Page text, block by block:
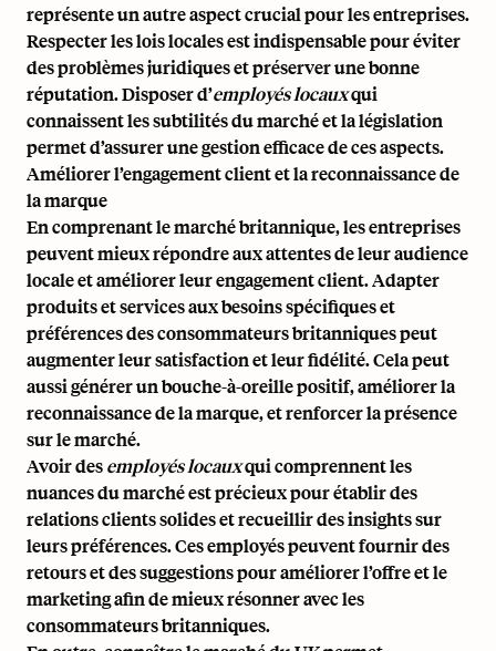
représente un autre aspect crucial pour les entreprises.
Respecter les lois locales est indispensable pour éviter
des problèmes juridiques et préserver une bonne
réputation. Disposer d’employés locauxqui
connaissent les subtilités du marché et la législation
permet d’assurer une gestion efficace de ces aspects.
Améliorer l’engagement client et la reconnaissance de
la marque
En comprenant le marché britannique, les entreprises
peuvent mieux répondre aux attentes de leur audience
locale et améliorer leur engagement client. Adapter
produits et services aux besoins spécifiques et
préférences des consommateurs britanniques peut
augmenter leur satisfaction et leur fidélité. Cela peut
aussi générer un bouche-à-oreille positif, améliorer la
reconnaissance de la marque, et renforcer la présence
sur le marché.
Avoir desemployés locauxqui comprennent les
nuances du marché est précieux pour établir des
relations clients solides et recueillir des insights sur
leurs préférences. Ces employés peuvent fournir des
retours et des suggestions pour améliorer l’offre et le
marketing afin de mieux résonner avec les
consommateurs britanniques.